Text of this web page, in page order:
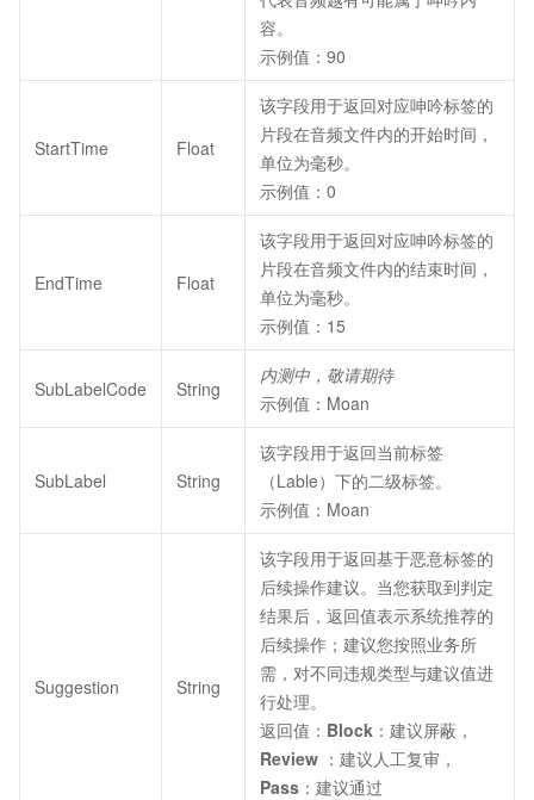
容。
示例值：90
StartTime Float
该字段用于返回对应呻吟标签的
片段在音频文件内的开始时间，
单位为毫秒。
示例值：0
EndTime Float
该字段用于返回对应呻吟标签的
片段在音频文件内的结束时间，
单位为毫秒。
示例值：15
SubLabelCode String
内测中，敬请期待
示例值：Moan
SubLabel String
该字段用于返回当前标签
（Lable）下的二级标签。
示例值：Moan
Suggestion String
该字段用于返回基于恶意标签的
后续操作建议。当您获取到判定
结果后，返回值表示系统推荐的
后续操作；建议您按照业务所
需，对不同违规类型与建议值进
行处理。
返回值： Block ：建议屏蔽，
Review ：建议人工复审，
Pass ：建议通过